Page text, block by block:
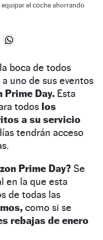
el coche ahorrando
boca de todos
uno de sus eventos
Prime Day. Esta
todos los
a su servicio
tendrán acceso
Prime Day? Se
en la que esta
de todas las
como si se
rebajas de enero